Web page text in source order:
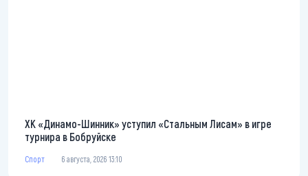
ХК «Динамо-Шинник» уступил «Стальным Лисам» в игре
турнира в Бобруйске
Спорт 6 августа, 2026 13:10